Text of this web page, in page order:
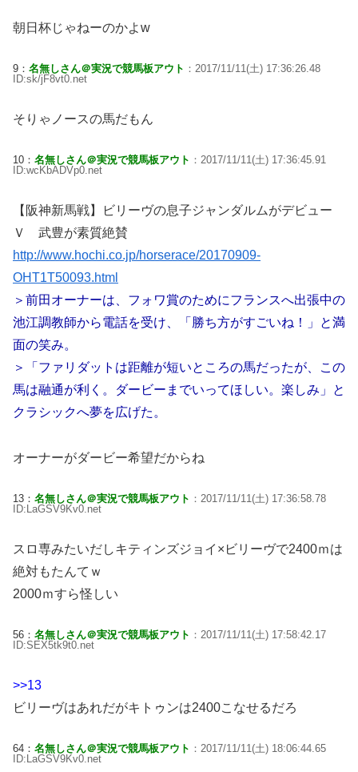
朝日杯じゃねーのかよw
9： 名無しさん＠実況で競馬板アウト ：2017/11/11(土) 17:36:26.48
ID:sk/jF8vt0.net
そりゃノースの馬だもん
10： 名無しさん＠実況で競馬板アウト ：2017/11/11(土) 17:36:45.91
ID:wcKbADVp0.net
【阪神新馬戦】ビリーヴの息子ジャンダルムがデビュー
Ｖ 武豊が素質絶賛
http://www.hochi.co.jp/horserace/20170909-
OHT1T50093.html
＞前田オーナーは、フォワ賞のためにフランスへ出張中の
池江調教師から電話を受け、「勝ち方がすごいね！」と満
面の笑み。
＞「ファリダットは距離が短いところの馬だったが、この
馬は融通が利く。ダービーまでいってほしい。楽しみ」と
クラシックへ夢を広げた。
オーナーがダービー希望だからね
13： 名無しさん＠実況で競馬板アウト ：2017/11/11(土) 17:36:58.78
ID:LaGSV9Kv0.net
スロ専みたいだしキティンズジョイ×ビリーヴで2400ｍは
絶対もたんてｗ
2000ｍすら怪しい
56： 名無しさん＠実況で競馬板アウト ：2017/11/11(土) 17:58:42.17
ID:SEX5tk9t0.net
>>13
ビリーヴはあれだがキトゥンは2400こなせるだろ
64： 名無しさん＠実況で競馬板アウト ：2017/11/11(土) 18:06:44.65
ID:LaGSV9Kv0.net